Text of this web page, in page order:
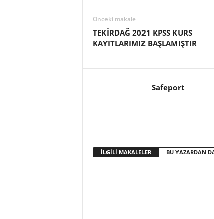
Önceki makale
TEKİRDAĞ 2021 KPSS KURS
KAYITLARIMIZ BAŞLAMIŞTIR
Safeport
İLGİLİ MAKALELER BU YAZARDAN